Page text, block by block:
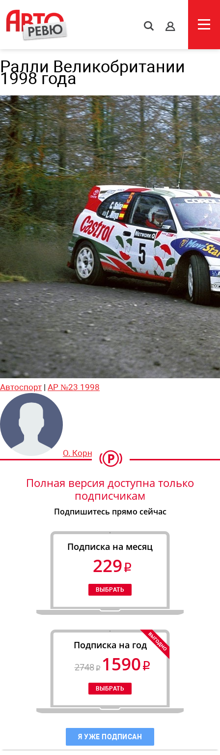
s
Ралли Великобритании
1998 года
Автоспорт | АР №23 1998
О. Корнеева
Полная версия доступна только
подписчикам
Подпишитесь прямо сейчас
Подписка на месяц
229
Подписка на год
2748
1590
Я УЖЕ ПОДПИСАН